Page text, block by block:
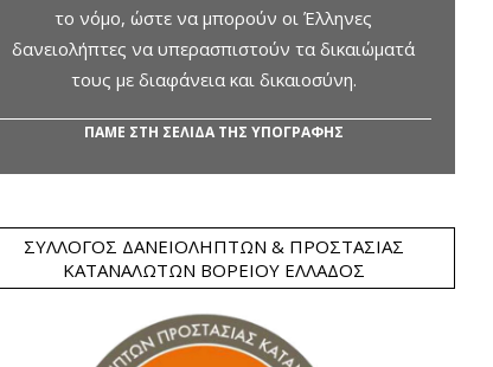
το νόμο, ώστε να μπορούν οι Έλληνες
δανειολήπτες να υπερασπιστούν τα δικαιώματά
τους με διαφάνεια και δικαιοσύνη.
ΠΑΜΕ ΣΤΗ ΣΕΛΙΔΑ ΤΗΣ ΥΠΟΓΡΑΦΗΣ
ΣΎΛΛΟΓΟΣ ΔΑΝΕΙΟΛΗΠΤΏΝ & ΠΡΟΣΤΑΣΊΑΣ
ΚΑΤΑΝΑΛΩΤΏΝ ΒΟΡΕΊΟΥ ΕΛΛΆΔΟΣ